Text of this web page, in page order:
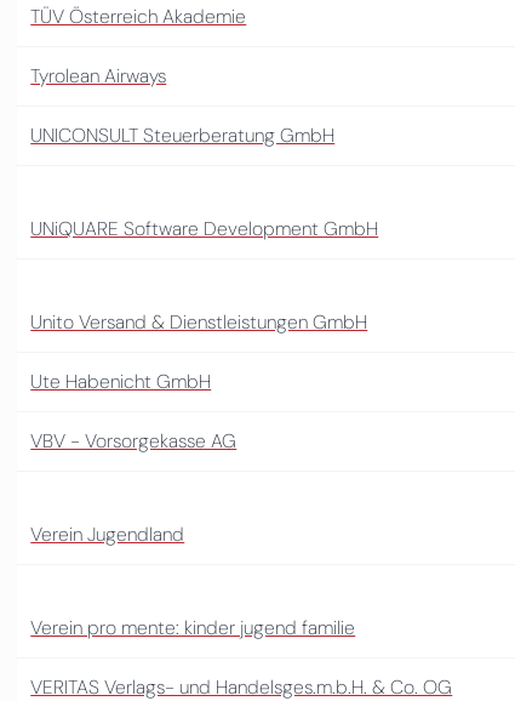
TÜV Österreich Akademie
Tyrolean Airways
UNICONSULT Steuerberatung GmbH
UNiQUARE Software Development GmbH
Unito Versand & Dienstleistungen GmbH
Ute Habenicht GmbH
VBV - Vorsorgekasse AG
Verein Jugendland
Verein pro mente: kinder jugend familie
VERITAS Verlags- und Handelsges.m.b.H. & Co. OG